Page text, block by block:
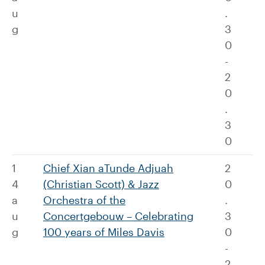
u
g
.
3
0
-
2
0
.
3
0
1
4
a
u
g
Chief Xian aTunde Adjuah
(Christian Scott) & Jazz
Orchestra of the
Concertgebouw – Celebrating
100 years of Miles Davis
2
0
.
3
0
-